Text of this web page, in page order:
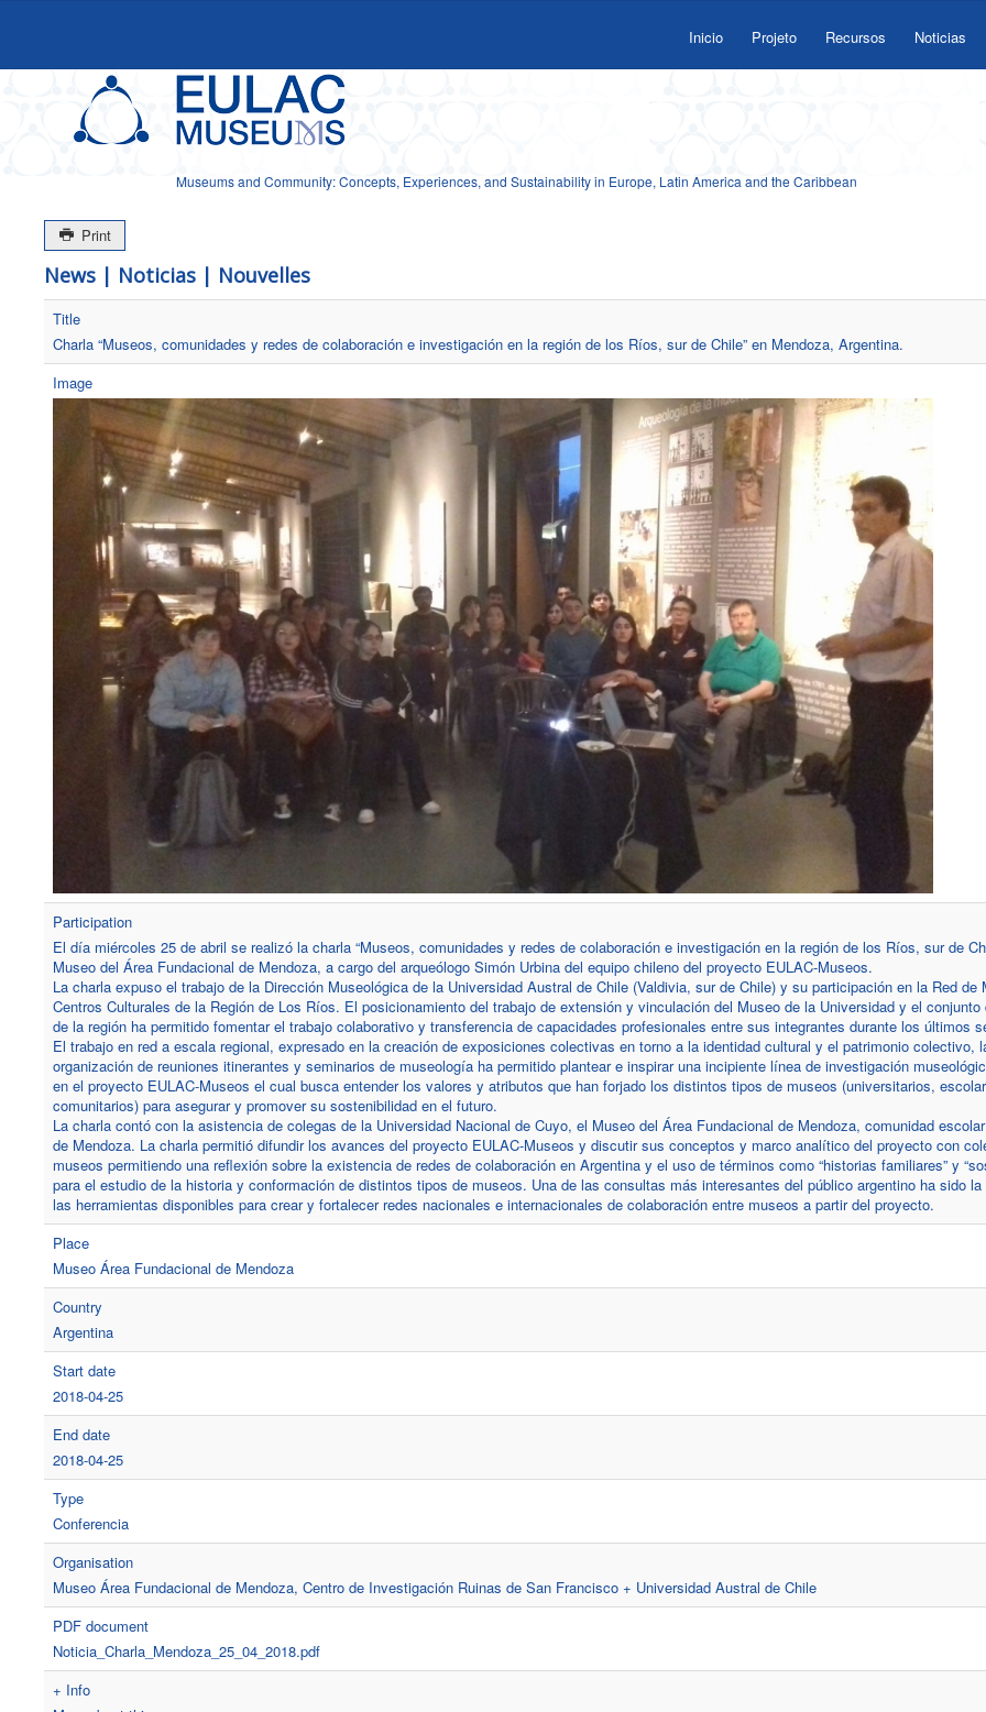
Museums and Community: Concepts, Experiences, and Sustainability in Europe, Latin America and the Caribbean
Inicio Projeto Recursos Noticias
Print
News | Noticias | Nouvelles
Title
Charla “Museos, comunidades y redes de colaboración e investigación en la región de los Ríos, sur de Chile” en Mendoza, Argentina.
Image
Participation
El día miércoles 25 de abril se realizó la charla “Museos, comunidades y redes de colaboración e investigación en la región de los Ríos, sur de
Museo del Área Fundacional de Mendoza, a cargo del arqueólogo Simón Urbina del equipo chileno del proyecto EULAC-Museos.
La charla expuso el trabajo de la Dirección Museológica de la Universidad Austral de Chile (Valdivia, sur de Chile) y su participación en la Red de
Centros Culturales de la Región de Los Ríos. El posicionamiento del trabajo de extensión y vinculación del Museo de la Universidad y el conjunto
de la región ha permitido fomentar el trabajo colaborativo y transferencia de capacidades profesionales entre sus integrantes durante los últimos
El trabajo en red a escala regional, expresado en la creación de exposiciones colectivas en torno a la identidad cultural y el patrimonio colectivo,
organización de reuniones itinerantes y seminarios de museología ha permitido plantear e inspirar una incipiente línea de investigación
en el proyecto EULAC-Museos el cual busca entender los valores y atributos que han forjado los distintos tipos de museos (universitarios,
comunitarios) para asegurar y promover su sostenibilidad en el futuro.
La charla contó con la asistencia de colegas de la Universidad Nacional de Cuyo, el Museo del Área Fundacional de Mendoza, comunidad
de Mendoza. La charla permitió difundir los avances del proyecto EULAC-Museos y discutir sus conceptos y marco analítico del proyecto con
museos permitiendo una reflexión sobre la existencia de redes de colaboración en Argentina y el uso de términos como “historias familiares” y
para el estudio de la historia y conformación de distintos tipos de museos. Una de las consultas más interesantes del público argentino ha sido la
las herramientas disponibles para crear y fortalecer redes nacionales e internacionales de colaboración entre museos a partir del proyecto.
Place
Museo Área Fundacional de Mendoza
Country
Argentina
Start date
2018-04-25
End date
2018-04-25
Type
Conferencia
Organisation
Museo Área Fundacional de Mendoza, Centro de Investigación Ruinas de San Francisco + Universidad Austral de Chile
PDF document
Noticia_Charla_Mendoza_25_04_2018.pdf
+ Info